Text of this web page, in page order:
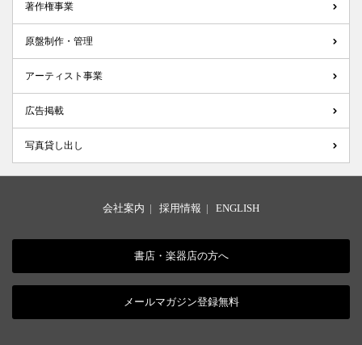
著作権事業
原盤制作・管理
アーティスト事業
広告掲載
写真貸し出し
会社案内 | 採用情報 | ENGLISH
書店・楽器店の方へ
メールマガジン登録無料